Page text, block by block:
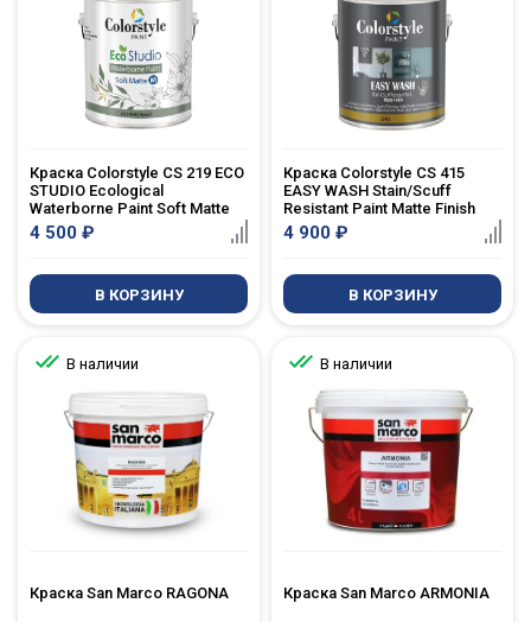
Краска Colorstyle CS 219 ECO
STUDIO Ecological
Waterborne Paint Soft Matte
4 500 ₽
В КОРЗИНУ
Краска Colorstyle CS 415
EASY WASH Stain/Scuff
Resistant Paint Matte Finish
4 900 ₽
В КОРЗИНУ
В наличии
Краска San Marco RAGONA
В наличии
Краска San Marco ARMONIA